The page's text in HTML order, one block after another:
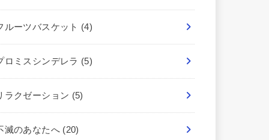
ルーツバスケット (4)
ロミスシンデレラ (5)
ラクゼーション (5)
滅のあなたへ (20)